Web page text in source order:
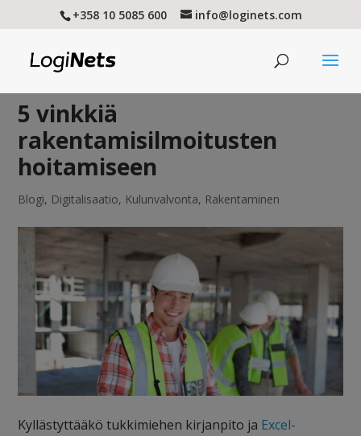
+358 10 5085 600 info@loginets.com
5 vinkkiä
rakentamisilmoitusten
hoitamiseen
Blogi, Digitalisaatio, Kulunvalvonta, Rakentaminen
Kyllästyttääkö tukkimiehen kirjanpito ja Excel-